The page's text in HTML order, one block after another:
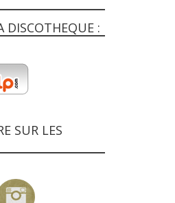
DISCOTHEQUE :
SUR LES